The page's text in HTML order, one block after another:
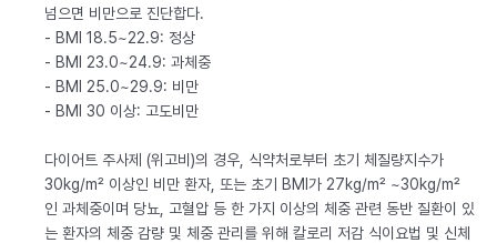
넘으면 비만으로 진단합다.
- BMI 18.5~22.9: 정상
- BMI 23.0~24.9: 과체중
- BMI 25.0~29.9: 비만
- BMI 30 이상: 고도비만
다이어트 주사제 (위고비)의 경우, 식약처로부터 초기 체질량지수가
30kg/m² 이상인 비만 환자, 또는 초기 BMI가 27kg/m² ~30kg/m²
인 과체중이며 당뇨, 고혈압 등 한 가지 이상의 체중 관련 동반 질환이 있
는 환자의 체중 감량 및 체중 관리를 위해 칼로리 저감 식이요법 및 신체